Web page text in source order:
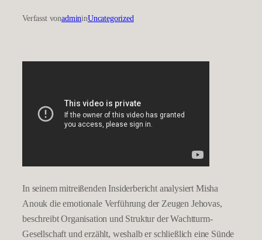
Verfasst vonadmininUncategorized
In seinem mitreißenden Insiderbericht analysiert Misha
Anouk die emotionale Verführung der Zeugen Jehovas,
beschreibt Organisation und Struktur der Wachtturm-
Gesellschaft und erzählt, weshalb er schließlich eine Sünde